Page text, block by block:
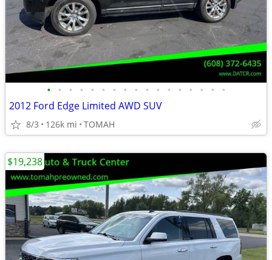
• • • • • • • • • • • • • • • • •
2012 Ford Edge Limited AWD SUV
8/3 126k mi TOMAH
$19,238